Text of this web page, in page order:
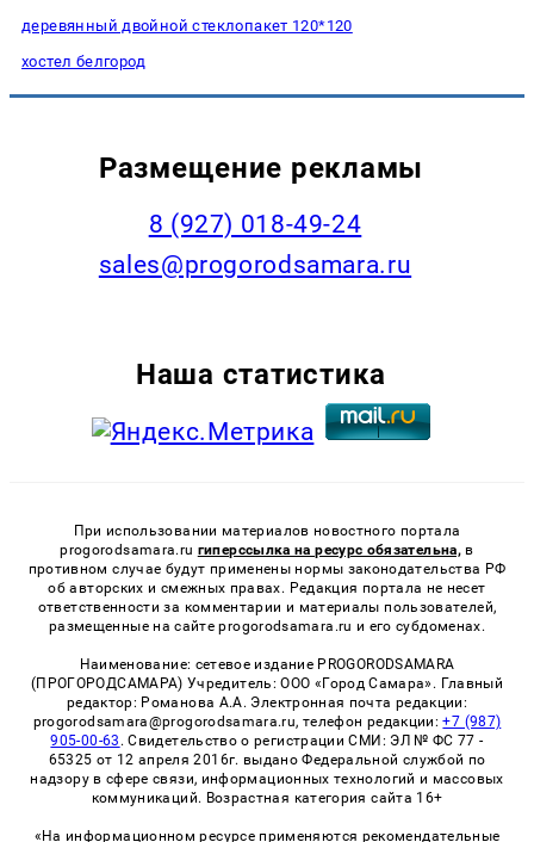
деревянный двойной стеклопакет 120*120
хостел белгород
Размещение рекламы
8 (927) 018-49-24
sales@progorodsamara.ru
Наша статистика
При использовании материалов новостного портала
progorodsamara.ru гиперссылка на ресурс обязательна, в
противном случае будут применены нормы законодательства РФ
об авторских и смежных правах. Редакция портала не несет
ответственности за комментарии и материалы пользователей,
размещенные на сайте progorodsamara.ru и его субдоменах.
Наименование: сетевое издание PROGORODSAMARA
(ПРОГОРОДСАМАРА) Учредитель: ООО «Город Самара». Главный
редактор: Романова А.А. Электронная почта редакции:
progorodsamara@progorodsamara.ru, телефон редакции:+7 (987)
905-00-63 . Свидетельство о регистрации СМИ: ЭЛ № ФС 77 -
65325 от 12 апреля 2016г. выдано Федеральной службой по
надзору в сфере связи, информационных технологий и массовых
коммуникаций. Возрастная категория сайта 16+
«На информационном ресурсе применяются рекомендательные